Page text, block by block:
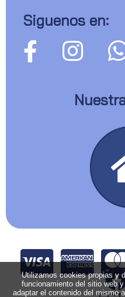
Siguenos en:
Utilizamos cookies propias y
funcionamiento del sitio web
adaptar el contenido del mismo